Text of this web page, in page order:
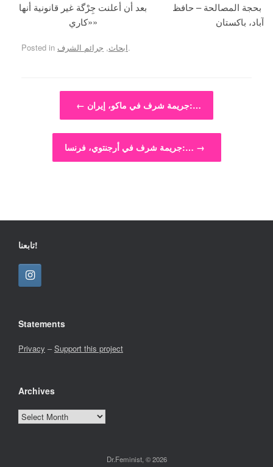
بعد أن أعلنت جِرْگة غير قانونية أنها
«كاري»
بحجة المصالحة – حافظ
آباد، باكستان
Posted in ابحاث, جرائم الشرف .
Post navigation
← جريمة شرف في ماكو، إيران:…
جريمة شرف في أرجنتوي، فرنسا:… →
تابعنا!
Statements
Privacy –Support this project
Archives
Archives
Dr.Feminist, © 2026